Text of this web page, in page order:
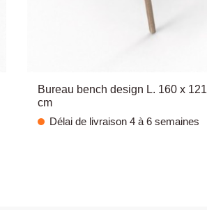
Bureau bench design L. 160 x 121
cm
Délai de livraison 4 à 6 semaines